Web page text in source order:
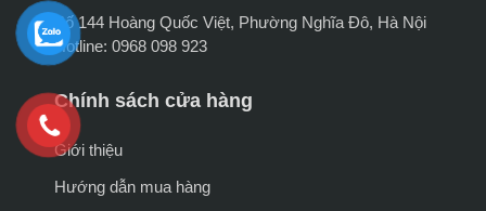
Số 144 Hoàng Quốc Việt, Phường Nghĩa Đô, Hà Nội
Hotline: 0968 098 923
Chính sách cửa hàng
Giới thiệu
Hướng dẫn mua hàng